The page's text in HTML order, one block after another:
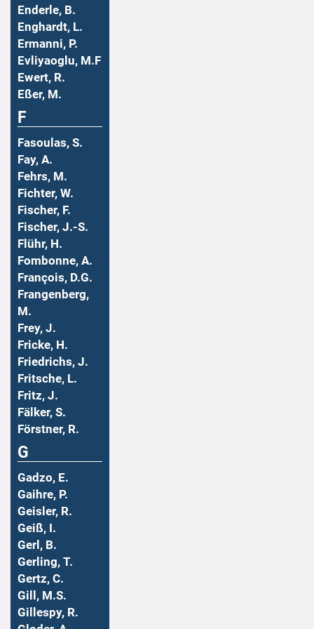
Enderle, B.
Enghardt, L.
Ermanni, P.
Evliyaoglu, M.F
Ewert, R.
Eßer, M.
F
Fasoulas, S.
Fay, A.
Fehrs, M.
Fichter, W.
Fischer, F.
Fischer, J.-S.
Flühr, H.
Fombonne, A.
François, D.G.
Frangenberg,
M.
Frey, J.
Fricke, H.
Friedrichs, J.
Fritsche, L.
Fritz, J.
Fälker, S.
Förstner, R.
G
Gadzo, E.
Gaihre, P.
Geisler, R.
Geiß, I.
Gerl, B.
Gerling, T.
Gertz, C.
Gill, M.S.
Gillespy, R.